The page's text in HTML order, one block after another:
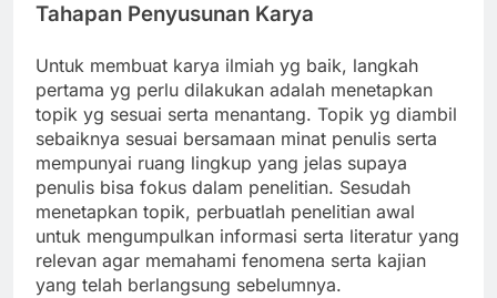
Tahapan Penyusunan Karya
Untuk membuat karya ilmiah yg baik, langkah
pertama yg perlu dilakukan adalah menetapkan
topik yg sesuai serta menantang. Topik yg diambil
sebaiknya sesuai bersamaan minat penulis serta
mempunyai ruang lingkup yang jelas supaya
penulis bisa fokus dalam penelitian. Sesudah
menetapkan topik, perbuatlah penelitian awal
untuk mengumpulkan informasi serta literatur yang
relevan agar memahami fenomena serta kajian
yang telah berlangsung sebelumnya.